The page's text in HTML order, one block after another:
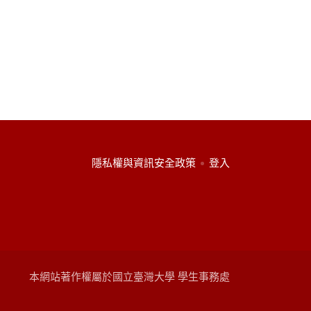
:::
隱私權與資訊安全政策 登入
本網站著作權屬於國立臺灣大學 學生事務處